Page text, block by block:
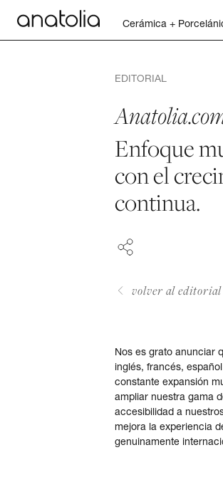
Cerámica +
EDITORIAL
Enfoque
con el
continua.
FACEBOOK
PINTEREST
volver al editorial
Nos es grato anunciar
inglés, francés,
constante expansión
ampliar nuestra gama
accesibilidad a
mejora la experiencia
genuinamente